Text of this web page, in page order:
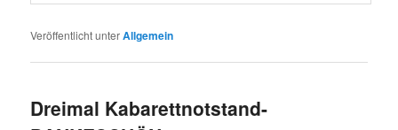
Veröffentlicht unterAllgemein
Dreimal Kabarettnotstand-